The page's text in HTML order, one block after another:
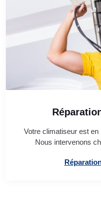
Votre climatiseur est
Nous intervenons